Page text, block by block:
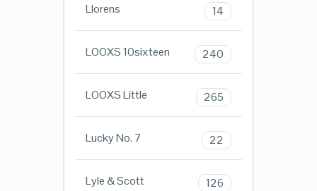
Llorens 14
LOOXS 10sixteen 240
LOOXS Little 265
Lucky No. 7 22
Lyle & Scott 126